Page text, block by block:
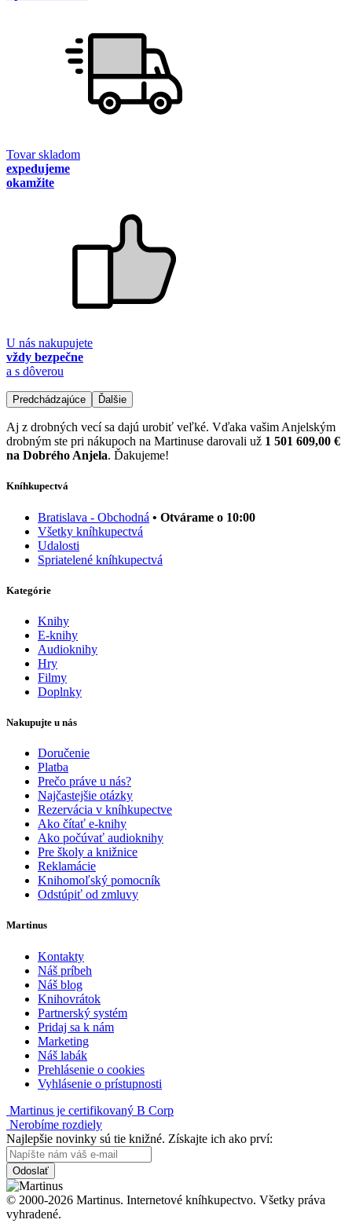
Tovar skladom
expedujeme
okamžite
U nás nakupujete
vždy bezpečne
a s dôverou
Predchádzajúce Ďalšie
Aj z drobných vecí sa dajú urobiť veľké. Vďaka vašim Anjelským
drobným ste pri nákupoch na Martinuse darovali už 1 501 609,00 €
na Dobrého Anjela. Ďakujeme!
Kníhkupectvá
Bratislava - Obchodná • Otvárame o 10:00
Všetky kníhkupectvá
Udalosti
Spriatelené kníhkupectvá
Kategórie
Knihy
E-knihy
Audioknihy
Hry
Filmy
Doplnky
Nakupujte u nás
Doručenie
Platba
Prečo práve u nás?
Najčastejšie otázky
Rezervácia v kníhkupectve
Ako čítať e-knihy
Ako počúvať audioknihy
Pre školy a knižnice
Reklamácie
Knihomoľský pomocník
Odstúpiť od zmluvy
Martinus
Kontakty
Náš príbeh
Náš blog
Knihovrátok
Partnerský systém
Pridaj sa k nám
Marketing
Náš labák
Prehlásenie o cookies
Vyhlásenie o prístupnosti
Martinus je certifikovaný B Corp
Nerobíme rozdiely
Najlepšie novinky sú tie knižné. Získajte ich ako prví:
Odoslať
© 2000-2026 Martinus. Internetové kníhkupectvo. Všetky práva
vyhradené.